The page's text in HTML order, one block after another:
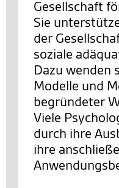
Gesellschaft
Sie
der
soziale
Dazu wenden
Modelle und
begründeter
Viele
durch ihre
ihre